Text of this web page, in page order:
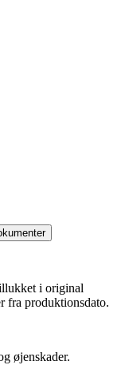
i original
fra produktionsdato.
øjenskader.